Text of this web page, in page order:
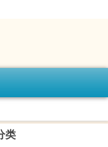
类